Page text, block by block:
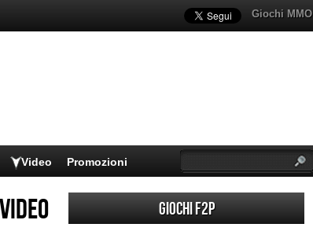
Giochi MMO
Video Promozioni
Giochi F2P